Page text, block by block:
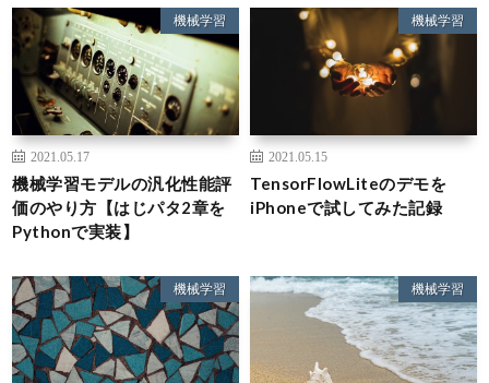
機械学習
2021.05.17
機械学習モデルの汎化性能評
価のやり方【はじパタ2章を
Pythonで実装】
機械学習
2021.05.15
TensorFlowLiteのデモを
iPhoneで試してみた記録
機械学習 機械学習